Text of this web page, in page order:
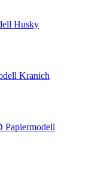
Husky
Kranich
Papiermodell